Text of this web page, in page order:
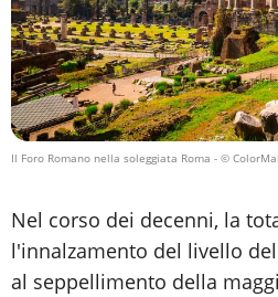
Il Foro Romano nella soleggiata Roma - ©
Nel corso dei decenni, la
l'innalzamento del livello
al seppellimento della